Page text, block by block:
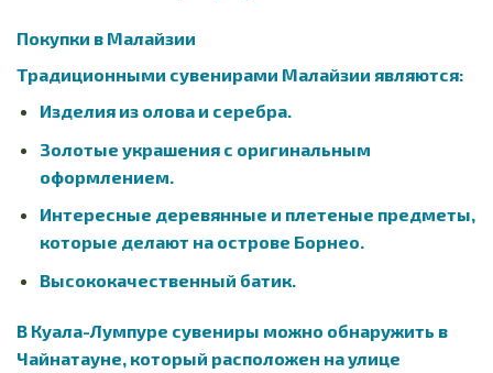
Покупки в Малайзии
Традиционными сувенирами Малайзии являются:
Изделия из олова и серебра.
Золотые украшения с оригинальным
оформлением.
Интересные деревянные и плетеные предметы,
которые делают на острове Борнео.
Высококачественный батик.
В Куала-Лумпуре сувениры можно обнаружить в
Чайнатауне, который расположен на улице